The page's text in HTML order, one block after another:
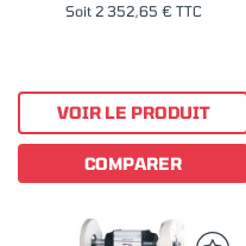
Soit 2 352,65 € TTC
VOIR LE PRODUIT
COMPARER